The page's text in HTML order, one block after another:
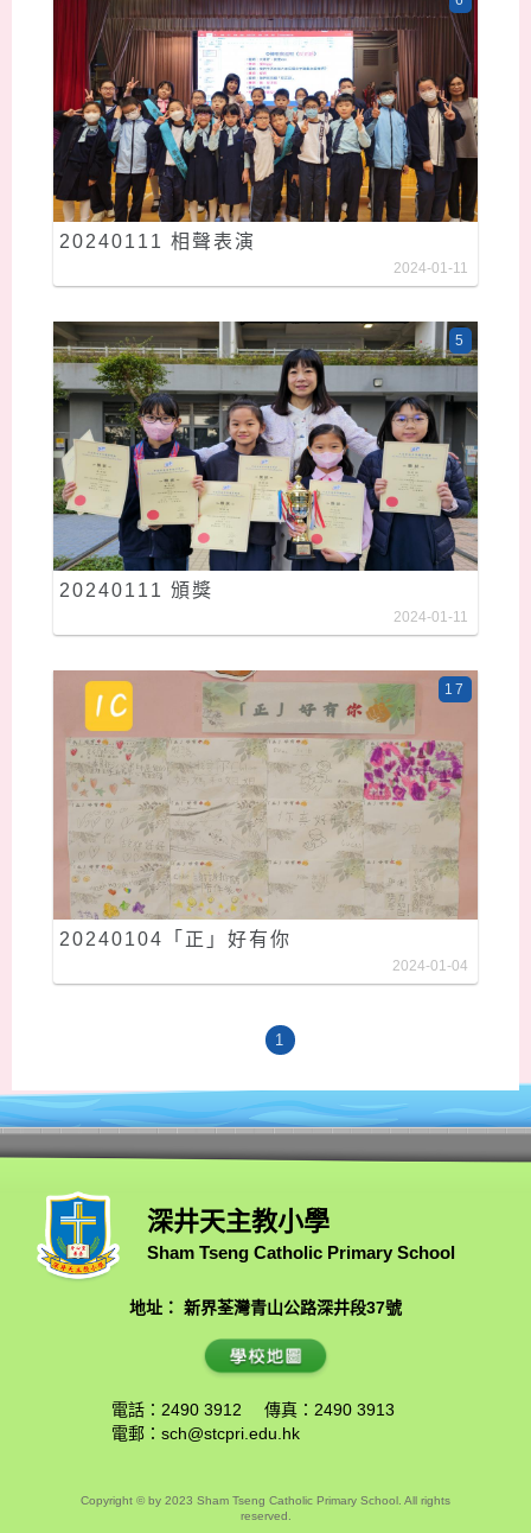
20240111 相聲表演
2024-01-11
20240111 頒獎
5
2024-01-11
20240104「正」好有你
17
2024-01-04
1
深井天主教小學
Sham Tseng Catholic Primary School
地址： 新界荃灣青山公路深井段37號
電話：2490 3912
傳真：2490 3913
電郵： sch@stcpri.edu.hk
Copyright © by 2023 Sham Tseng Catholic Primary School. All rights
reserved.